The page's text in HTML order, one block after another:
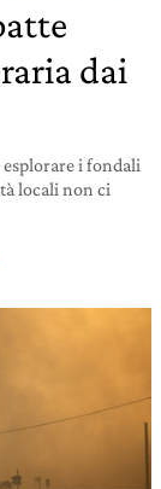
dai
i fondali
locali non ci